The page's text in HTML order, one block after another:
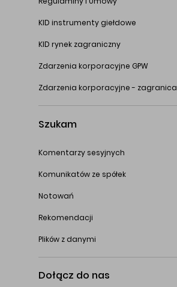
KID instrumenty giełdowe
KID rynek zagraniczny
Zdarzenia korporacyjne GPW
Zdarzenia korporacyjne - zagranica
Szukam
Komentarzy sesyjnych
Komunikatów ze spółek
Notowań
Rekomendacji
Plików z danymi
Dołącz do nas